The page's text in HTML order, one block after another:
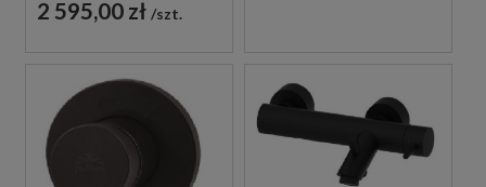
2 595,00 zł szt.